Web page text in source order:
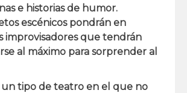
e historias de humor.
escénicos pondrán en
improvisadores que tendrán
al máximo para sorprender al
un tipo de teatro en el que no